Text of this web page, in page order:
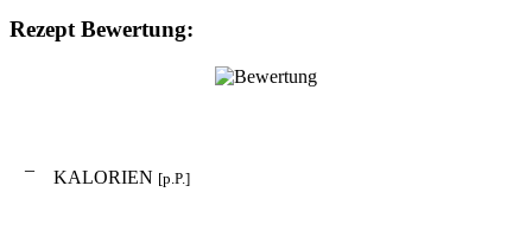
Rezept Bewertung:
– KALORIEN [p.P.]